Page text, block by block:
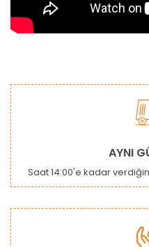
Bu ürüne ilk
Görüş ve önerileriniz için
Ürün açıklamasında
Ürün bilgilerinde hatalar
Bu ürüne benzer farklı
AYNI
Saat 14:00'e kadar